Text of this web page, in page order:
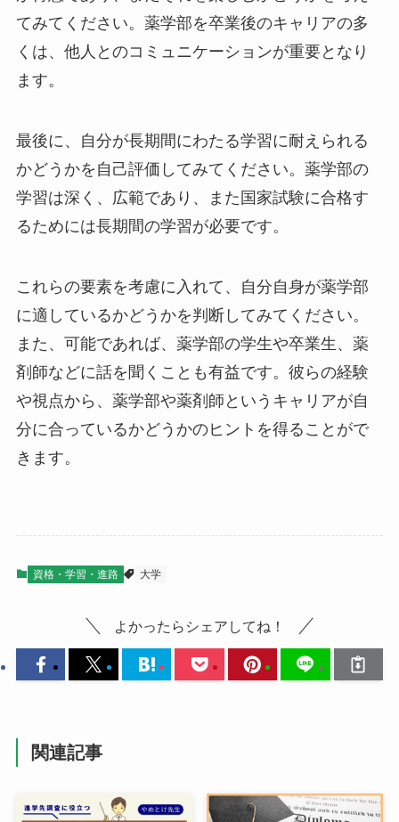
てみてください。薬学部を卒業後のキャリアの多
くは、他人とのコミュニケーションが重要となり
ます。
最後に、自分が長期間にわたる学習に耐えられる
かどうかを自己評価してみてください。薬学部の
学習は深く、広範であり、また国家試験に合格す
るためには長期間の学習が必要です。
これらの要素を考慮に入れて、自分自身が薬学部
に適しているかどうかを判断してみてください。
また、可能であれば、薬学部の学生や卒業生、薬
剤師などに話を聞くことも有益です。彼らの経験
や視点から、薬学部や薬剤師というキャリアが自
分に合っているかどうかのヒントを得ることがで
きます。
資格・学習・進路 大学
よかったらシェアしてね！
関連記事